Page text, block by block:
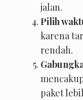
jalan.
Pilih
karena
rendah.
paket